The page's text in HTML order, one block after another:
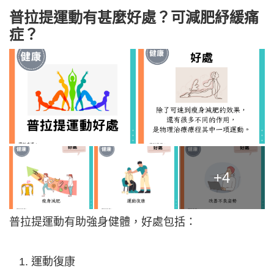
普拉提運動有甚麼好處？可減肥紓緩痛
症？
+4
普拉提運動有助強身健體，好處包括：
運動復康